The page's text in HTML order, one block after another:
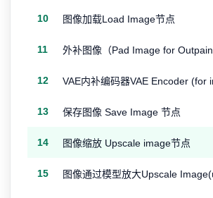
10 图像加载Load Image节点
11
12
13 保存图像 Save Image 节点
14 图像缩放 Upscale image节点
15